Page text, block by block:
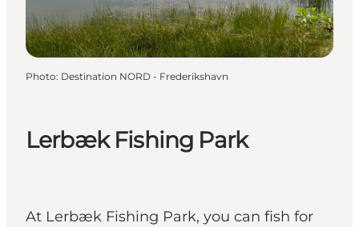
Lerbæk Fishing Park
At Lerbæk Fishing Park, you can fish for
Photo: Destination NORD - Frederikshavn